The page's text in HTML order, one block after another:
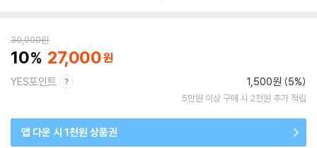
30,000원
10 27,000
YES포인트 1,500원 (5%)
5만원 이상 구매 시 2천원 추가 적립
앱 다운 시 1천원 상품권